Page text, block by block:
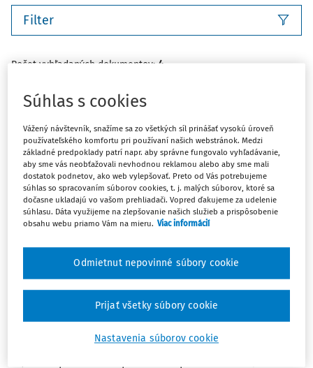
Filter
Počet vyhľadaných dokumentov: 4
Najnovšie Najstaršie
ČLÁNKY
Poškodený, jeho právny nástupca a
opatrovník
50/2016 Poškodený, jeho právny nástupca a opatrovník
§ 46 ods. 3 Trestného poriadku § 48 ods. 4 Trestného
Krajský súd Trenčín, Krajský súd Trenčín
Vydané:30. 9. 2016 / 7 minút čítania
ČLÁNKY
Spôsobilosť opatrovníka poškodeného
Súhlas s cookies
Vážený návštevník, snažíme sa zo všetkých síl prinášať vysokú úroveň
používateľského komfortu pri používaní našich webstránok. Medzi
základné predpoklady patrí napr. aby správne fungovalo vyhľadávanie,
aby sme vás neobťažovali nevhodnou reklamou alebo aby sme mali
dostatok podnetov, ako web vylepšovať. Preto od Vás potrebujeme
súhlas so spracovaním súborov cookies, t. j. malých súborov, ktoré sa
dočasne ukladajú vo vašom prehliadači. Vopred ďakujeme za udelenie
súhlasu. Dáta využijeme na zlepšovanie našich služieb a prispôsobenie
obsahu webu priamo Vám na mieru. Viac informácií
Nastavenia súborov cookie
Odmietnut nepovinné súbory cookie
Prijať všetky súbory cookie